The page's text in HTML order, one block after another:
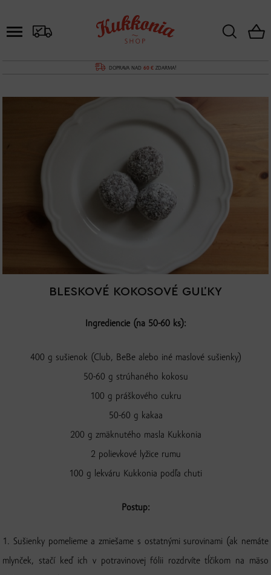
DOPRAVA NAD 60 €ZDARMA!
BLESKOVÉ KOKOSOVÉ GUĽKY
Ingrediencie (na 50-60 ks):
400 g sušienok (Club, BeBe alebo iné maslové sušienky)
50-60 g strúhaného kokosu
100 g práškového cukru
50-60 g kakaa
200 g zmäknutého masla Kukkonia
2 polievkové lyžice rumu
100 g lekváru Kukkonia podľa chuti
Postup:
1. Sušienky pomelieme a zmiešame s ostatnými surovinami (ak nemáte
mlynček, stačí keď ich v potravinovej fólii rozdrvíte tĺčikom na mäso